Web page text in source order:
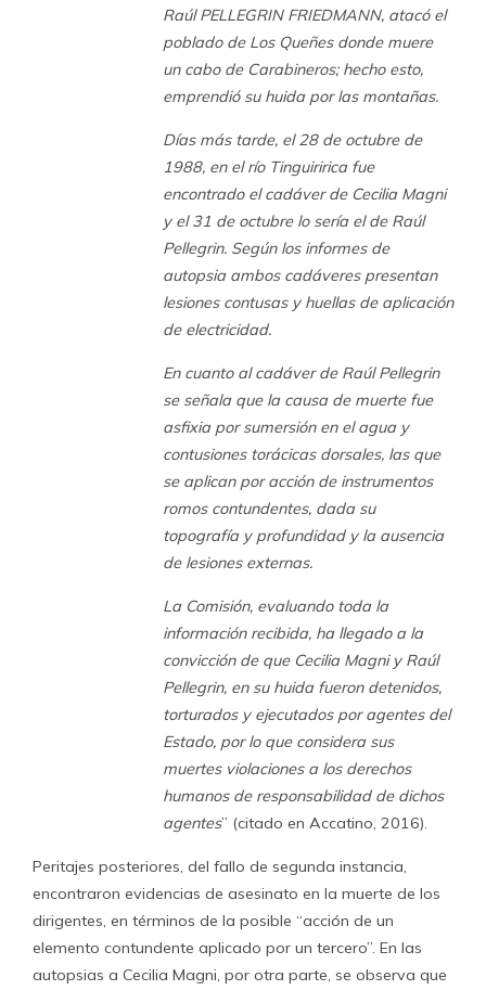
Raúl PELLEGRIN FRIEDMANN, atacó el
poblado de Los Queñes donde muere
un cabo de Carabineros; hecho esto,
emprendió su huida por las montañas.
Días más tarde, el 28 de octubre de
1988, en el río Tinguiririca fue
encontrado el cadáver de Cecilia Magni
y el 31 de octubre lo sería el de Raúl
Pellegrin. Según los informes de
autopsia ambos cadáveres presentan
lesiones contusas y huellas de aplicación
de electricidad.
En cuanto al cadáver de Raúl Pellegrin
se señala que la causa de muerte fue
asfixia por sumersión en el agua y
contusiones torácicas dorsales, las que
se aplican por acción de instrumentos
romos contundentes, dada su
topografía y profundidad y la ausencia
de lesiones externas.
La Comisión, evaluando toda la
información recibida, ha llegado a la
convicción de que Cecilia Magni y Raúl
Pellegrin, en su huida fueron detenidos,
torturados y ejecutados por agentes del
Estado, por lo que considera sus
muertes violaciones a los derechos
humanos de responsabilidad de dichos
agentes” (citado en Accatino, 2016).
Peritajes posteriores, del fallo de segunda instancia,
encontraron evidencias de asesinato en la muerte de los
dirigentes, en términos de la posible “acción de un
elemento contundente aplicado por un tercero”. En las
autopsias a Cecilia Magni, por otra parte, se observa que